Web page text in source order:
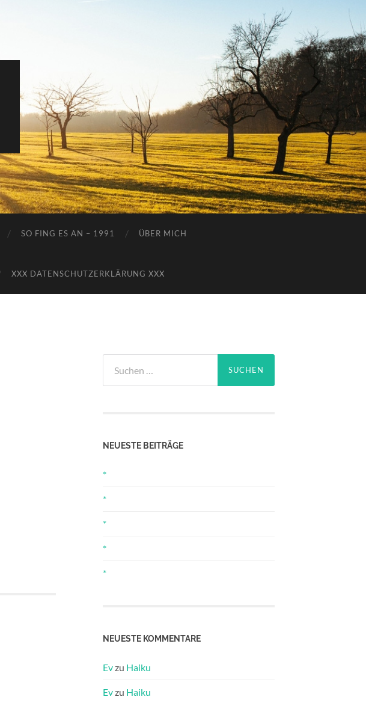
SO FING ES AN – 1991 ÜBER MICH
XXX DATENSCHUTZERKLÄRUNG XXX
nach:
NEUESTE BEITRÄGE
*
*
*
*
*
NEUESTE KOMMENTARE
Evzu Haiku
Evzu Haiku